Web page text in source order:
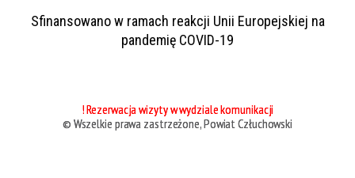
Sfinansowano w ramach reakcji Unii Europejskiej na
pandemię COVID-19
! Rezerwacja wizyty w wydziale komunikacji
© Wszelkie prawa zastrzeżone, Powiat Człuchowski